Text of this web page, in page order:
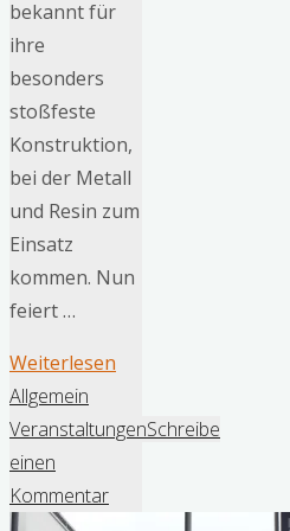
bekannt für
ihre
besonders
stoßfeste
Konstruktion,
bei der Metall
und Resin zum
Einsatz
kommen. Nun
feiert …
Weiterlesen
feiert
Allgemein
VeranstaltungenSchreibe
einen
Kommentar